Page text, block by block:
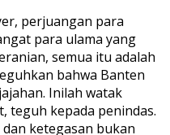
perjuangan para
para ulama yang
semua itu adalah
bahwa Banten
Inilah watak
teguh kepada penindas.
ketegasan bukan